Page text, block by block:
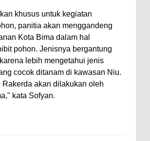
Percepatan Bantuan BSPS
Wakil Wali Kota Bima
Konsultasikan Usulan Inpres
Jalan Daerah 2026 dan
Persiapan DAK 2027 ke BPJN
NTB
Wali Kota Tekankan Disiplin ASN
khusus untuk kegiatan
panitia akan menggandeng
Kota Bima dalam hal
pohon. Jenisnya bergantung
lebih mengetahui jenis
cocok ditanam di kawasan Niu.
Rakerda akan dilakukan oleh
kata Sofyan.